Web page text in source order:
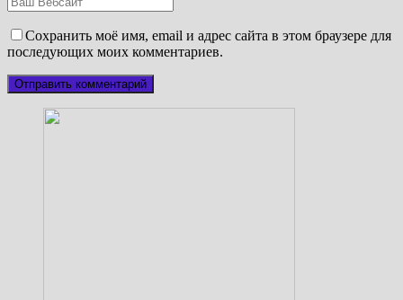
Сохранить моё имя, email и адрес сайта в этом браузере для
последующих моих комментариев.